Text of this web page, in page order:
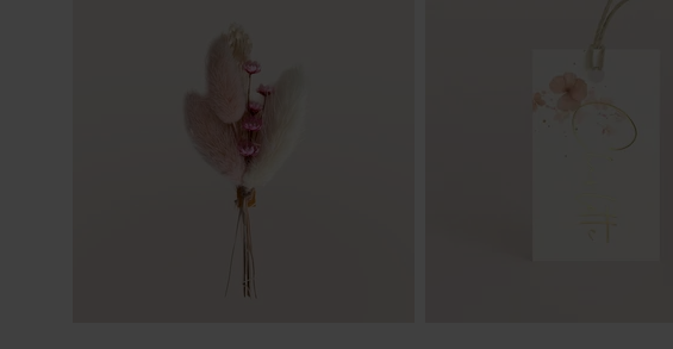
Moulin à vent baptême beige et son